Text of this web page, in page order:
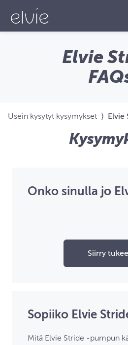
Elvie
Usein kysytyt kysymykset ⟩ Elvie
Onko sinulla jo
Siirry
Sopiiko Elvie
Mitä Elvie Stride ‑pumpun